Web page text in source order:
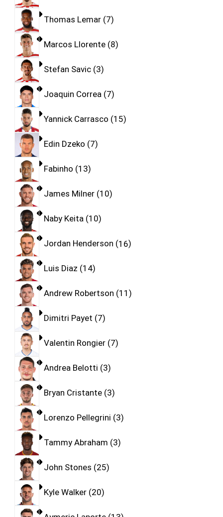
Thomas Lemar 7
Marcos Llorente 8
Stefan Savic 3
Joaquin Correa 7
Yannick Carrasco 15
Edin Dzeko 7
Fabinho 13
James Milner 10
Naby Keita 10
Jordan Henderson 16
Luis Diaz 14
Andrew Robertson 11
Dimitri Payet 7
Valentin Rongier 7
Andrea Belotti 3
Bryan Cristante 3
Lorenzo Pellegrini 3
Tammy Abraham 3
John Stones 25
Kyle Walker 20